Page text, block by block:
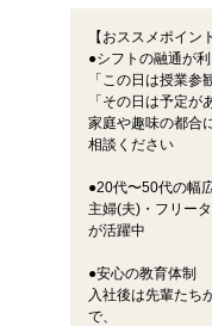
【おススメポイント
●シフトの融通が
「この日は授業参
「その日は予定
家庭や趣味の都合
相談ください
●20代〜50代の幅
主婦(夫)・フリー
が活躍中
●安心の教育体制
入社後は先輩たち
で、